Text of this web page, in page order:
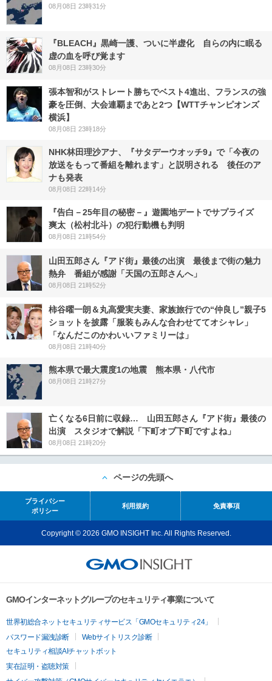
08月08日 23時31分
『BLEACH』黒崎一護、ついに半虚化 自らの内に眠る
虚の血を呼び覚ます
08月08日 23時30分
張本智和がストレート勝ちでベスト4進出、フランスの強
豪を圧倒、大会連覇まであと2つ【WTTチャンピオンズ
横浜】
08月08日 23時18分
NHK林田理沙アナ、『サタデーウオッチ9』で「今夜の
放送をもって番組を離れます」と説明される 後任のア
ナも発表
08月08日 22時14分
『告白－25年目の秘密－』遊園地デートでサプライズ
爽太（松村北斗）の犯行動機も判明
08月08日 21時54分
山田五郎さん『アド街』最後の出演 最後まで街の魅力
熱弁 番組が感謝「天国の五郎さんへ」
08月08日 21時52分
柿谷曜一朗＆丸高愛実夫妻、家族旅行での“仲良し”親子5
ショットを披露「服装もみんな合わせててオシャレ」
「なんだこのかわいいファミリーは」
08月08日 21時40分
熊本県で最大震度1の地震 熊本県・八代市
08月08日 21時27分
亡くなる6日前に収録… 山田五郎さん『アド街』最後の
出演 スタジオで解説「下町オブ下町ですよね」
08月08日 21時20分
ページの先頭へ
プライバシー
ポリシー
利用規約 免責事項
Copyright © 2026 GMO INSIGHT Inc. All Rights Reserved.
GMOインターネットグループのセキュリティ事業について
世界初総合ネットセキュリティサービス「GMOセキュリティ24」
パスワード漏洩診断
Webサイトリスク診断
セキュリティ相談AIチャットボット
実在証明・盗聴対策